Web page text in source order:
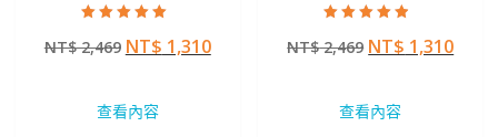
5.00
滿分 5
NT$2,469 原
格：
NT$ 1,310目
查看內容
4.50
滿分 5
NT$2,469 原
格：
NT$ 1,310目
查看內容